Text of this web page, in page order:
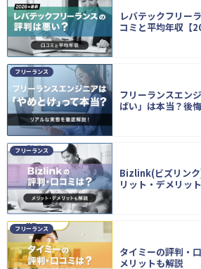
レバテックフリー
コミと平均年収【
フリーランス
フリーランスエン
ばい」は本当？後
フリーランス
Bizlink(ビズリン
リット・デメリッ
フリーランス
タイミーの評判・
メリットも解説